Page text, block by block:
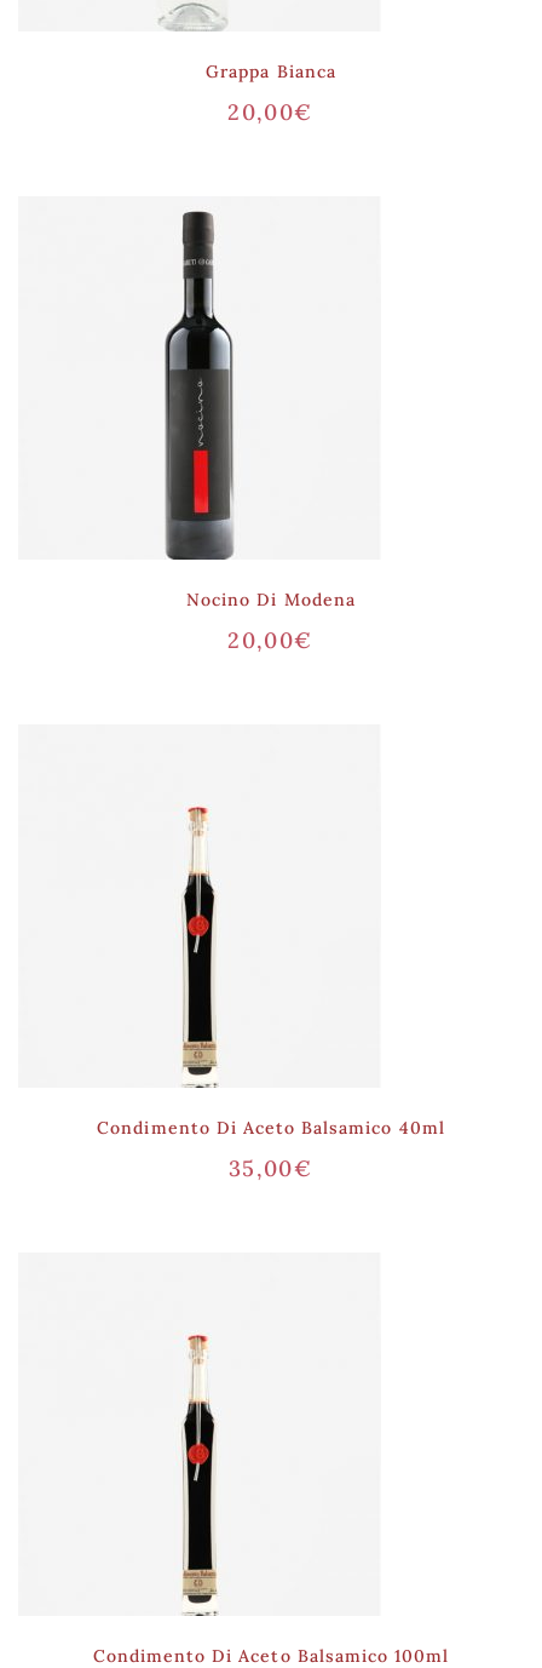
Grappa Bianca
20,00€
Nocino Di Modena
20,00€
Condimento Di Aceto Balsamico 40ml
35,00€
Condimento Di Aceto Balsamico 100ml